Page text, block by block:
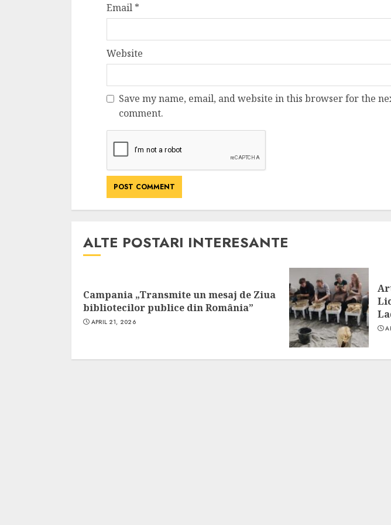
Email *
Website
Save my name, email, and website in this browser for the
comment.
ALTE POSTARI INTERESANTE
Campania „Transmite un mesaj de Ziua
bibliotecilor publice din România”
APRIL 21, 2026